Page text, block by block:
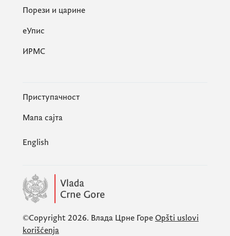
Порези и царине
eУпис
ИРМС
Приступачност
Мапа сајта
English
©Copyright 2026. Влада Црне Горе Opšti uslovi
korišćenja